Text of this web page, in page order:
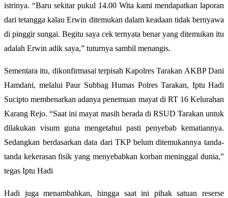
istrinya. “Baru sekitar pukul 14.00 Wita kami mendapatkan laporan
dari tetangga kalau Erwin ditemukan dalam keadaan tidak bernyawa
di pinggir sungai. Begitu saya cek ternyata benar yang ditemukan itu
adalah Erwin adik saya,” tuturnya sambil menangis.
Sementara itu, dikonfirmasai terpisah Kapolres Tarakan AKBP Dani
Hamdani, melalui Paur Subbag Humas Polres Tarakan, Iptu Hadi
Sucipto membenarkan adanya penemuan mayat di RT 16 Kelurahan
Karang Rejo. “Saat ini mayat masih berada di RSUD Tarakan untuk
dilakukan visum guna mengetahui pasti penyebab kematiannya.
Sedangkan berdasarkan data dari TKP belum ditemukannya tanda-
tanda kekerasan fisik yang menyebabkan korban meninggal dunia,”
tegas Iptu Hadi
Hadi juga menambahkan, hingga saat ini pihak satuan reserse